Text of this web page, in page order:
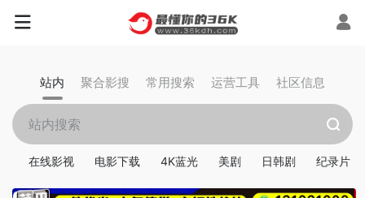
站内 聚合影搜 常用搜索 运营工具 社区信息
在线影视 电影下载 4K蓝光 美剧 日韩剧 纪录片